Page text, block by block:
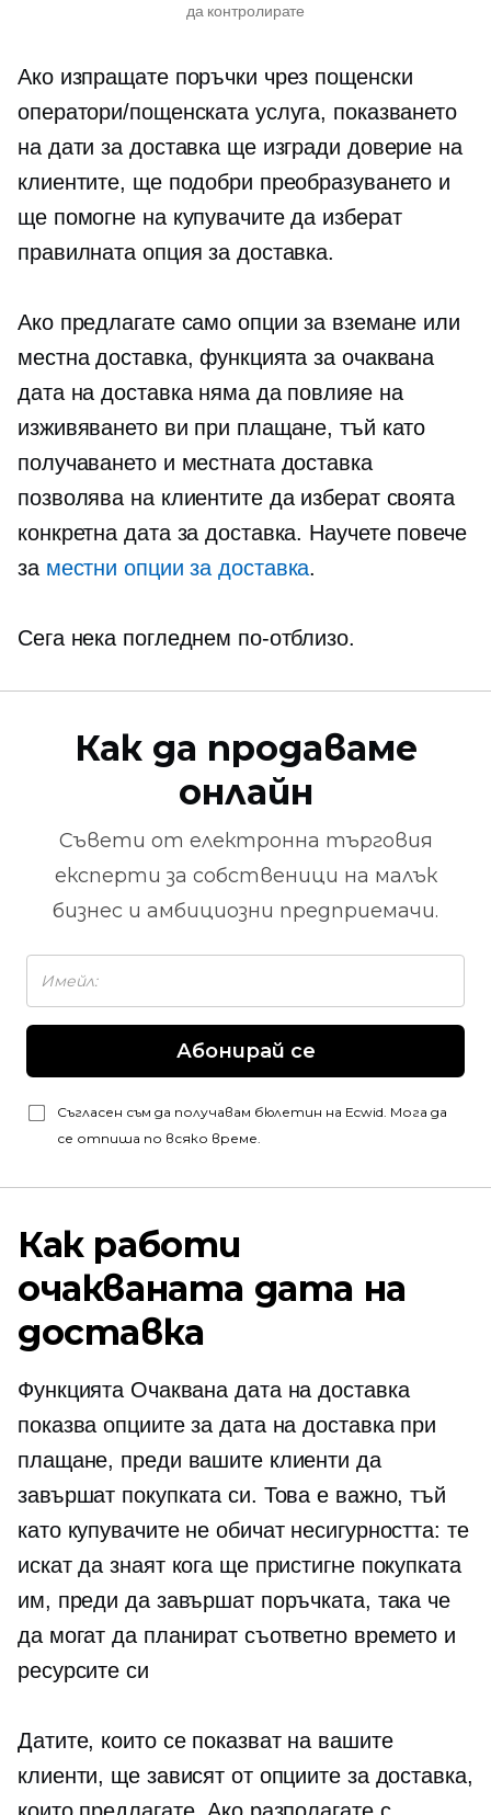
да контролирате
Ако изпращате поръчки чрез пощенски
оператори/пощенската услуга, показването
на дати за доставка ще изгради доверие на
клиентите, ще подобри преобразуването и
ще помогне на купувачите да изберат
правилната опция за доставка.
Ако предлагате само опции за вземане или
местна доставка, функцията за очаквана
дата на доставка няма да повлияе на
изживяването ви при плащане, тъй като
получаването и местната доставка
позволява на клиентите да изберат своята
конкретна дата за доставка. Научете повече
за местни опции за доставка.
Сега нека погледнем по-отблизо.
Как да продаваме
онлайн
Съвети от електронна търговия
експерти за собственици на малък
бизнес и амбициозни предприемачи.
Абонирай се
Съгласен съм да получавам бюлетин на Ecwid. Мога да
се отпиша по всяко време.
Как работи
очакваната дата на
доставка
Функцията Очаквана дата на доставка
показва опциите за дата на доставка при
плащане, преди вашите клиенти да
завършат покупката си. Това е важно, тъй
като купувачите не обичат несигурността: те
искат да знаят кога ще пристигне покупката
им, преди да завършат поръчката, така че
да могат да планират съответно времето и
ресурсите си
Датите, които се показват на вашите
клиенти, ще зависят от опциите за доставка,